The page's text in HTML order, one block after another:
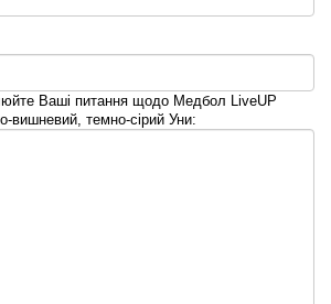
Ваші питання щодо Медбол LiveUP
вишневий, темно-сірий Уни: